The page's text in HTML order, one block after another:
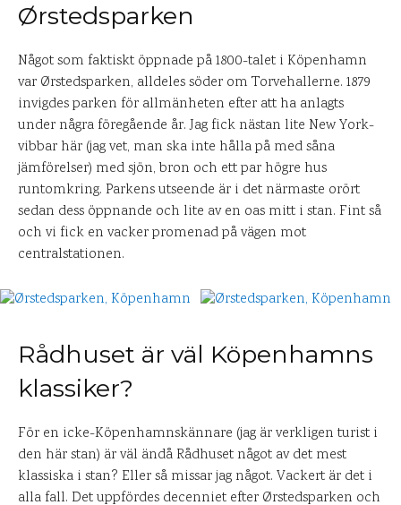
Ørstedsparken
Något som faktiskt öppnade på 1800-talet i Köpenhamn
var Ørstedsparken, alldeles söder om Torvehallerne. 1879
invigdes parken för allmänheten efter att ha anlagts
under några föregående år. Jag fick nästan lite New York-
vibbar här (jag vet, man ska inte hålla på med såna
jämförelser) med sjön, bron och ett par högre hus
runtomkring. Parkens utseende är i det närmaste orört
sedan dess öppnande och lite av en oas mitt i stan. Fint så
och vi fick en vacker promenad på vägen mot
centralstationen.
Rådhuset är väl Köpenhamns
klassiker?
För en icke-Köpenhamnskännare (jag är verkligen turist i
den här stan) är väl ändå Rådhuset något av det mest
klassiska i stan? Eller så missar jag något. Vackert är det i
alla fall. Det uppfördes decenniet efter Ørstedsparken och